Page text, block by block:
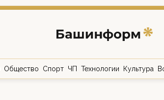
Общество Спорт ЧП Технологии Культура